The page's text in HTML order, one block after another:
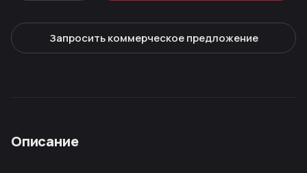
Запросить коммерческое предложение
Описание